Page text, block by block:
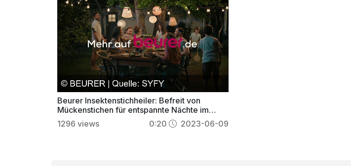
Beurer Insektenstichheiler: Befreit von
Mückenstichen für entspannte Nächte im
Garten
1296 views 0:20 2023-06-09